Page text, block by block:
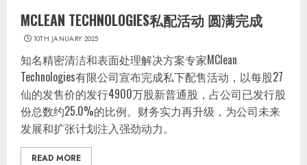
MCLEAN TECHNOLOGIES私配活动 圆满完成
10TH JANUARY 2025
知名精密清洁和表面处理解决方案专家MClean
Technologies有限公司宣布完成私下配售活动，以每股27
仙的发售价的发行4900万股新普通股，占公司已发行股
份总数约25.0%的比例。财务实力再升级，为公司未来
发展和扩张计划注入强劲动力。
READ MORE